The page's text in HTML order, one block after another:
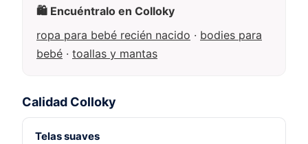
🛍️ Encuéntralo en Colloky
ropa para bebé recién nacido · bodies para
bebé · toallas y mantas
Calidad Colloky
Telas suaves